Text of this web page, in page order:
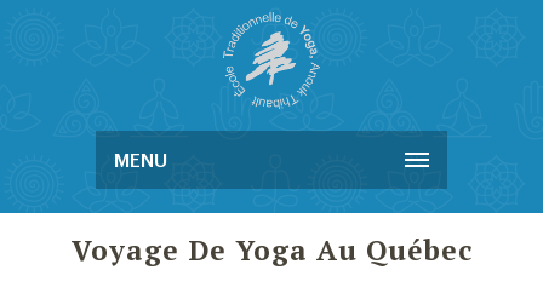
MENU
Voyage De Yoga Au Québec